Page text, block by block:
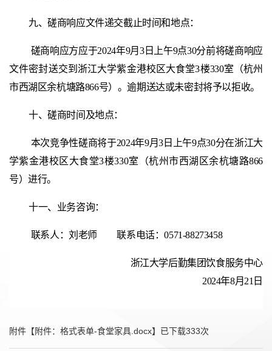
九、磋商响应文件递交截止时间和地点：
磋商响应方应于2024年9月3日上午9点30分前将磋商响应
文件密封送交到浙江大学紫金港校区大食堂3楼330室（杭州
市西湖区余杭塘路866号）。逾期送达或未密封将予以拒收。
十、磋商时间及地点：
本次竞争性磋商将于2024年9月3日上午9点30分在浙江大
学紫金港校区大食堂3楼330室（杭州市西湖区余杭塘路866
号）进行。
十一、业务咨询：
联系人：刘老师 联系电话：0571-88273458
浙江大学后勤集团饮食服务中心
2024年8月 21 日
附件【附件：格式表单-食堂家具.docx】已下载333次